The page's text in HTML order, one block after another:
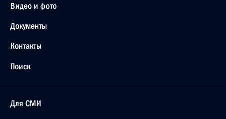
Видео и фото
Документы
Контакты
Поиск
Для СМИ